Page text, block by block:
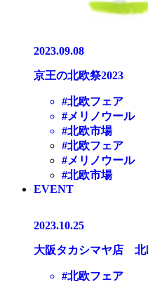
2023.09.08
京王の北欧祭2023
#北欧フェア
#メリノウール
#北欧市場
#北欧フェア
#メリノウール
#北欧市場
EVENT
2023.10.25
大阪タカシマヤ店 北
#北欧フェア